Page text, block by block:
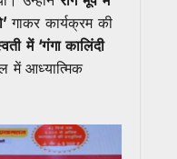
गाकर कार्यक्रम की
में ‘गंगा कालिंदी
में आध्यात्मिक